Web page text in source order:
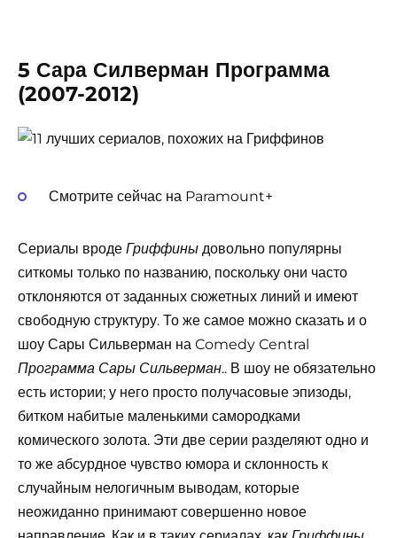
5 Сара Силверман Программа
(2007-2012)
Смотрите сейчас на Paramount+
Сериалы вроде Гриффины довольно популярны
ситкомы только по названию, поскольку они часто
отклоняются от заданных сюжетных линий и имеют
свободную структуру. То же самое можно сказать и о
шоу Сары Сильверман на Comedy Central
Программа Сары Сильверман.. В шоу не обязательно
есть истории; у него просто получасовые эпизоды,
битком набитые маленькими самородками
комического золота. Эти две серии разделяют одно и
то же абсурдное чувство юмора и склонность к
случайным нелогичным выводам, которые
неожиданно принимают совершенно новое